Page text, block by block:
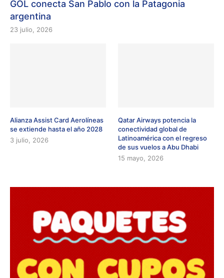
GOL conecta San Pablo con la Patagonia
argentina
23 julio, 2026
Alianza Assist Card Aerolíneas
se extiende hasta el año 2028
3 julio, 2026
Qatar Airways potencia la
conectividad global de
Latinoamérica con el regreso
de sus vuelos a Abu Dhabi
15 mayo, 2026